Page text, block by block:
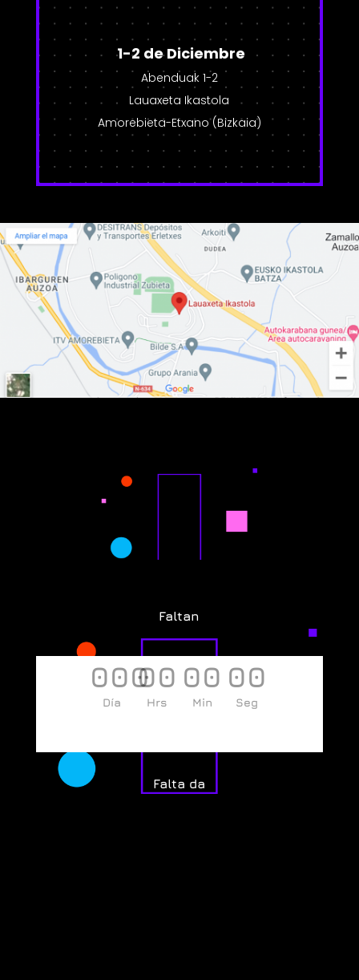
1-2 de Diciembre
Abenduak 1-2
Lauaxeta Ikastola
Amorebieta-Etxano (Bizkaia)
Faltan
000
Día
00
Hrs
00
Min
00
Seg
Falta da